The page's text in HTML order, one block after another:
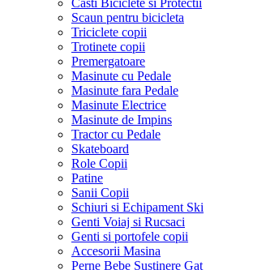
Casti Biciclete si Protectii
Scaun pentru bicicleta
Triciclete copii
Trotinete copii
Premergatoare
Masinute cu Pedale
Masinute fara Pedale
Masinute Electrice
Masinute de Impins
Tractor cu Pedale
Skateboard
Role Copii
Patine
Sanii Copii
Schiuri si Echipament Ski
Genti Voiaj si Rucsaci
Genti si portofele copii
Accesorii Masina
Perne Bebe Sustinere Gat